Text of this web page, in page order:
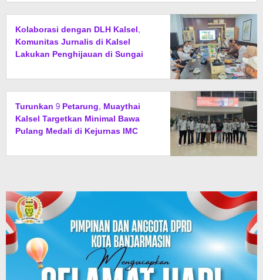
Kolaborasi dengan DLH Kalsel,
Komunitas Jurnalis di Kalsel
Lakukan Penghijauan di Sungai
Turunkan 9 Petarung, Muaythai
Kalsel Targetkan Minimal Bawa
Pulang Medali di Kejurnas IMC